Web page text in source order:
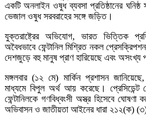
একটি অনলাইন ওষুধ ব্যবসা প্রতিষ্ঠানের ঘনিষ্ঠ
ভেজাল ওষুধ সরবরাহের সঙ্গে জড়িত।
যুক্তরাষ্ট্রের অভিযোগ, ভারত ভিত্তিক
অবৈধভাবে ফেন্টানিল মিশ্রিত নকল
দেশজুড়ে বহু মানুষ প্রাণ হারিয়েছে এবং অসংখ্য
মঙ্গলবার (১২ মে) মার্কিন প্রশাসন জানিয়েছে,
মাধ্যমে বিপুল অর্থ আয় করেছে। প্রেসিডেন্ট
ফেন্টানিলকে গণবিধ্বংসী অস্ত্র হিসেবে ঘোষণা
অভিবাসন ও জাতীয়তা আইনের ধারা ২১২(ক)